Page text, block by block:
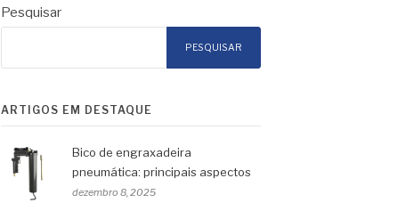
Pesquisar
PESQUISAR
ARTIGOS EM DESTAQUE
Bico de engraxadeira
pneumática: principais aspectos
dezembro 8, 2025